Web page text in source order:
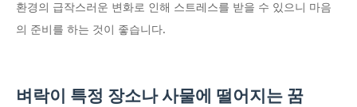
환경의 급작스러운 변화로 인해 스트레스를 받을 수 있으니 마음
의 준비를 하는 것이 좋습니다.
벼락이 특정 장소나 사물에 떨어지는 꿈